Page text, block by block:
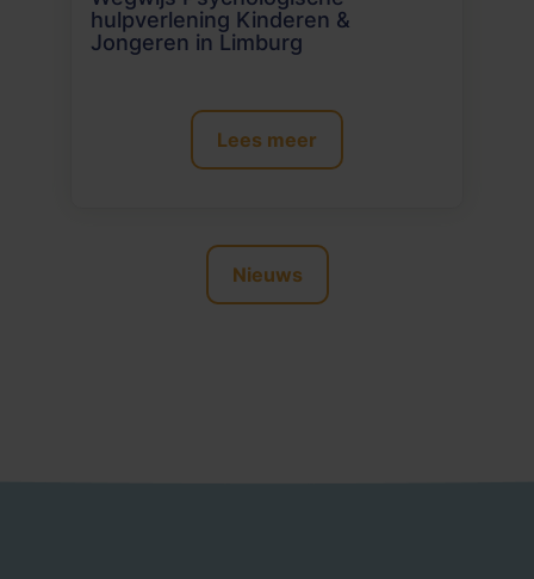
Nieuws
hulpverlening Kinderen &
Jongeren in Limburg
Lees meer